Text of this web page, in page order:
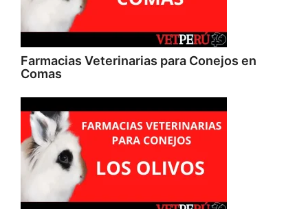
Farmacias Veterinarias para Conejos en
Comas